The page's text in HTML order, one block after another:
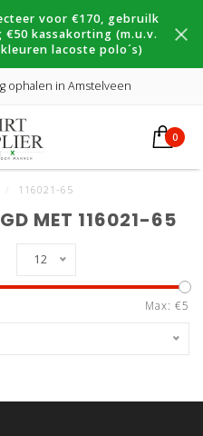
voor €170, gebruilk
kassakorting (m.u.v.
lacoste polo´s)
ophalen in Amstelveen
0
116021-65
MET 116021-65
12
Max: €5